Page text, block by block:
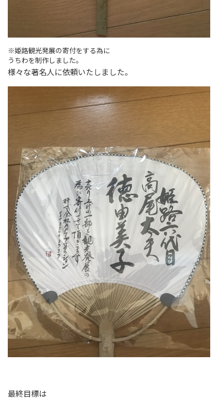
※姫路観光発展の寄付をする為に
うちわを制作しました。
様々な著名人に依頼いたしました。
最終目標は